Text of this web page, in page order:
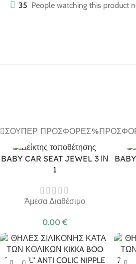
35 People watching this product
ΣΟΎΠΕΡ ΠΡΟΣΦΟΡΈΣ
BABY CAR SEAT JEWEL 3 ΙΝ
1
Άμεσα Διαθέσιμο
0.00 €